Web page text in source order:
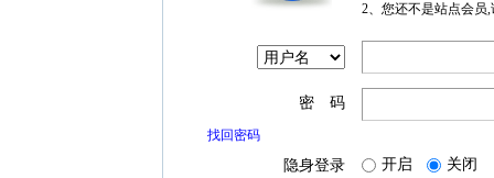
2、您还不是站点会员
密 码
找回密码
隐身登录 开启 关闭